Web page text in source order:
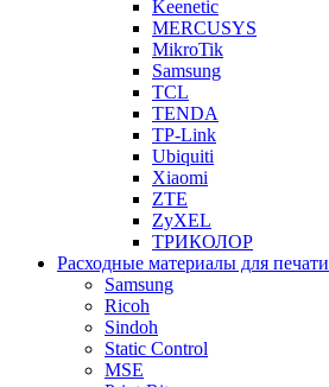
Keenetic
MERCUSYS
MikroTik
Samsung
TCL
TENDA
TP-Link
Ubiquiti
Xiaomi
ZTE
ZyXEL
ТРИКОЛОР
Расходные материалы для печати
Samsung
Ricoh
Sindoh
Static Control
MSE